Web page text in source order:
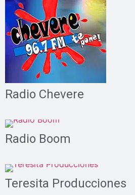
Radio Chevere
Radio Boom
Teresita Producciones